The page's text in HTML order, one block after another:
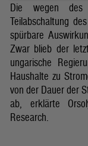
Die wegen des
Teilabschaltung
spürbare
Zwar blieb der
ungarische
Haushalte zu
von der Dauer der
ab, erklärte
Research.